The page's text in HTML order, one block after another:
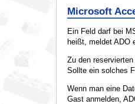
Microsoft
Ein Feld darf bei
heißt, meldet ADO
Zu den
Sollte ein solches
Wenn man eine
Gast anmelden,